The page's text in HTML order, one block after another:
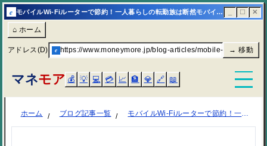
e モバイルWi-Fiルーターで節約！一人暮らしの転勤族は断然モバイルWi-Fiルーターがいい！ | マネモア ☐ ✕
⌂ ホーム
アドレス(D) e https://www.moneymore.jp/blog-articles/mobile-wi-fi-router/
→ 移動
マネモア 💰 💡 💻 💳 📈 🏦 💎 🔗 📖
ホーム ブログ記事一覧 モバイルWi-Fiルーターで節約！一人暮らしの転勤族は断然モバイルWi-Fiルーターがいい！